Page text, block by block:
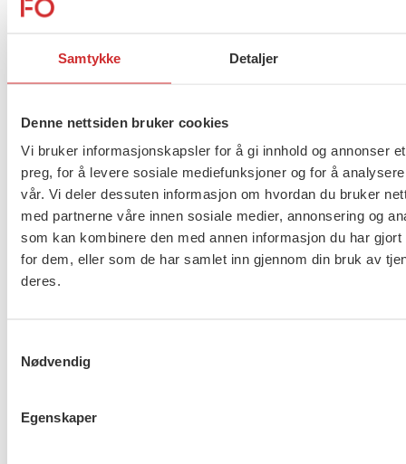
Samtykke Detaljer
Denne nettsiden bruker cookies
Vi bruker informasjonskapsler for å gi innhold og annonser
preg, for å levere sosiale mediefunksjoner og for å
vår. Vi deler dessuten informasjon om hvordan du bruker
med partnerne våre innen sosiale medier, annonsering og
som kan kombinere den med annen informasjon du har gjort
for dem, eller som de har samlet inn gjennom din bruk av
deres.
Nødvendig
Egenskaper
Her kan du lese
Taushetsplikt og personvern